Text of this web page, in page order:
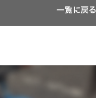
一覧に戻る